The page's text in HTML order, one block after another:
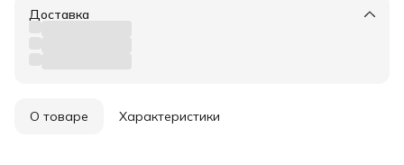
Доставка
О товаре Характеристики